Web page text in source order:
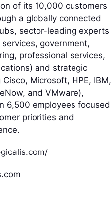
of its 10,000 customers
a globally connected
sector-leading experts
government,
professional services,
and strategic
Microsoft, HPE, IBM,
and VMware),
6,500 employees focused
priorities and